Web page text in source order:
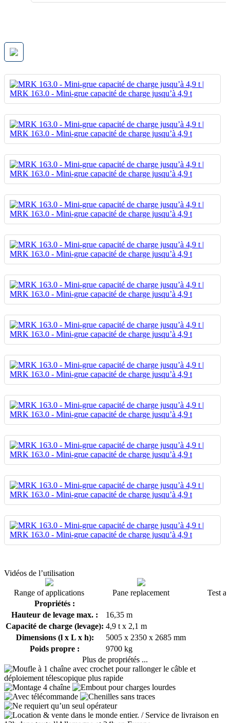
Vidéos de l’utilisation
Range of applications Pane replacement
Test
Propriétés :
Hauteur de levage max. :
16,35 m
Capacité de charge (levage): 4,9 t x 2,1 m
Dimensions (l x L x h):
5005 x 2350 x 2685 mm
Poids propre :
9700 kg
Plus de propriétés ...